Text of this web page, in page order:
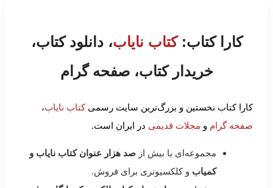
کارا کتاب:کتاب نایاب، دانلود کتاب،
خریدار کتاب، صفحه گرام
کارا کتاب نخستین و بزرگ‌ترین سایت رسمیکتاب نایاب،
صفحه گرام و مجلات قدیمی در ایران است.
مجموعه‌ای با بیش از صد هزار عنوان کتاب نایاب و
کمیاب و کلکسیونری برای فروش.